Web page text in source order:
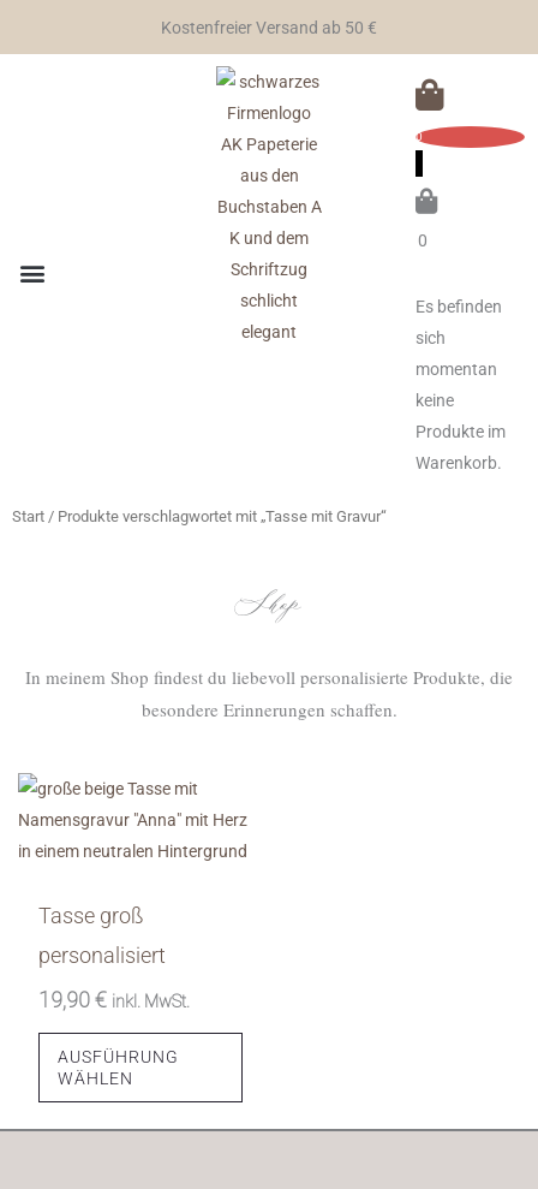
Kostenfreier Versand ab 50 €
0
0
Es befinden
sich
momentan
keine
Produkte im
Warenkorb.
Start / Produkte verschlagwortet mit „Tasse mit Gravur“
Shop
In meinem Shop findest du liebevoll personalisierte Produkte, die
besondere Erinnerungen schaffen.
Tasse groß
personalisiert
19,90€ inkl. MwSt.
AUSFÜHRUNG
WÄHLEN
Dieses
Produkt
weist
Varianten
Optionen
können
auf
der
Produktseite